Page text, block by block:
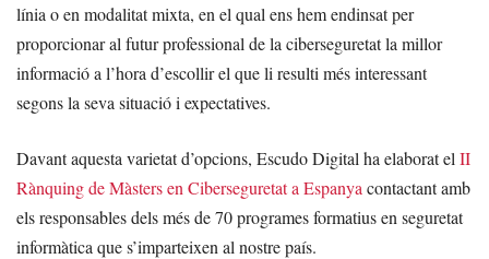
línia o en modalitat mixta, en el qual ens hem endinsat per
proporcionar al futur professional de la ciberseguretat la millor
informació a l’hora d’escollir el que li resulti més interessant
segons la seva situació i expectatives.
Davant aquesta varietat d’opcions, Escudo Digital ha elaborat el II
Rànquing de Màsters en Ciberseguretat a Espanya contactant amb
els responsables dels més de 70 programes formatius en seguretat
informàtica que s’imparteixen al nostre país.